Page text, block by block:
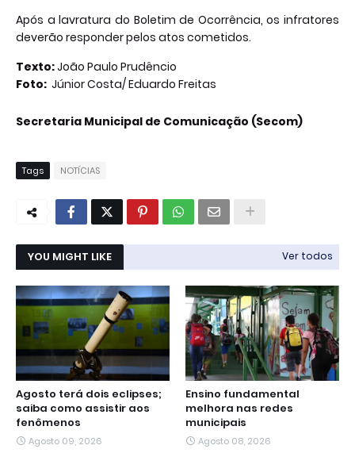
Após a lavratura do Boletim de Ocorrência, os infratores
deverão responder pelos atos cometidos.
Texto:João Paulo Prudêncio
Foto: Júnior Costa/ Eduardo Freitas
Secretaria Municipal de Comunicação (Secom)
Tags NOTÍCIAS
YOU MIGHT LIKE Ver todos
Agosto terá dois eclipses;
saiba como assistir aos
fenômenos
Agosto 09, 2026
Ensino fundamental
melhora nas redes
municipais
Agosto 08, 2026